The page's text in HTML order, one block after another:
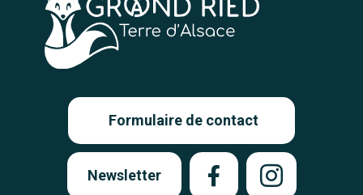
Formulaire de contact
Newsletter